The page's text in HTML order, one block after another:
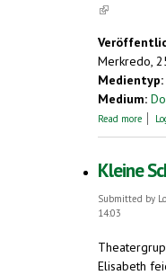
(link is
Merkredo,
Medientyp:
Medium:
Read more
Kleine
Submitted by
14:03
Elisabeth